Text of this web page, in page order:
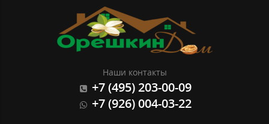
Наши контакты
+7 (495) 203-00-09
+7 (926) 004-03-22